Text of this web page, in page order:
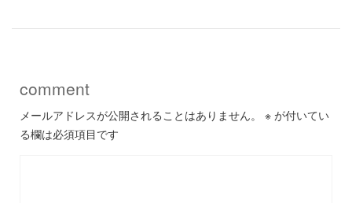
comment
メールアドレスが公開されることはありません。 ※ が付いてい
る欄は必須項目です